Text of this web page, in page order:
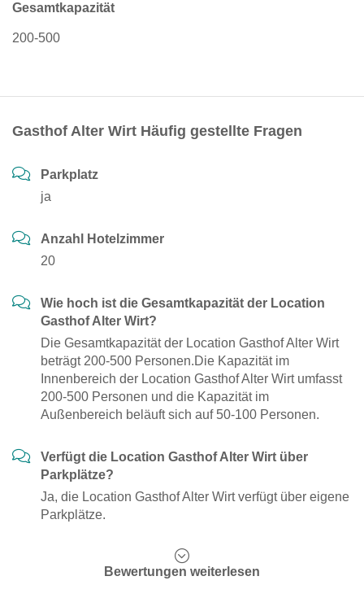
Gesamtkapazität
200-500
Gasthof Alter Wirt Häufig gestellte Fragen
Parkplatz
ja
Anzahl Hotelzimmer
20
Wie hoch ist die Gesamtkapazität der Location
Gasthof Alter Wirt?
Die Gesamtkapazität der Location Gasthof Alter Wirt
beträgt 200-500 Personen.Die Kapazität im
Innenbereich der Location Gasthof Alter Wirt umfasst
200-500 Personen und die Kapazität im
Außenbereich beläuft sich auf 50-100 Personen.
Verfügt die Location Gasthof Alter Wirt über
Parkplätze?
Ja, die Location Gasthof Alter Wirt verfügt über eigene
Parkplätze.
Bewertungen weiterlesen